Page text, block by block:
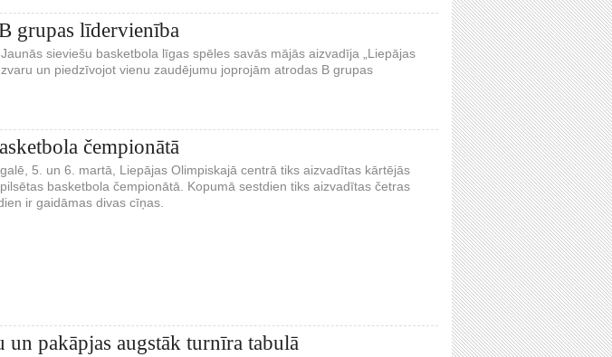
grupas līdervienība
sieviešu basketbola līgas spēles savās mājās aizvadīja „Liepājas
un piedzīvojot vienu zaudējumu joprojām atrodas B grupas
čempionātā
5. un 6. martā, Liepājas Olimpiskajā centrā tiks aizvadītas kārtējās
basketbola čempionātā. Kopumā sestdien tiks aizvadītas četras
ir gaidāmas divas cīņas.
pakāpjas augstāk turnīra tabulā